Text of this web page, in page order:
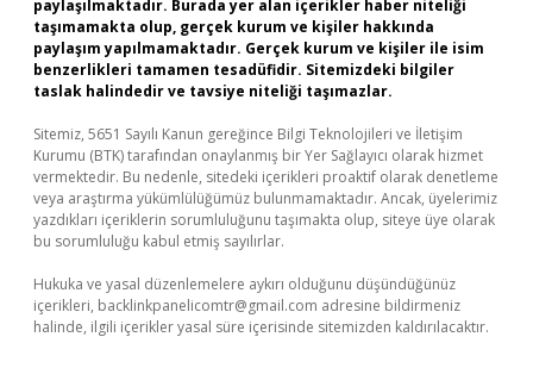
paylaşılmaktadır. Burada yer alan içerikler haber niteliği
taşımamakta olup, gerçek kurum ve kişiler hakkında
paylaşım yapılmamaktadır. Gerçek kurum ve kişiler ile isim
benzerlikleri tamamen tesadüfidir. Sitemizdeki bilgiler
taslak halindedir ve tavsiye niteliği taşımazlar.
Sitemiz, 5651 Sayılı Kanun gereğince Bilgi Teknolojileri ve İletişim
Kurumu (BTK) tarafından onaylanmış bir Yer Sağlayıcı olarak hizmet
vermektedir. Bu nedenle, sitedeki içerikleri proaktif olarak denetleme
veya araştırma yükümlülüğümüz bulunmamaktadır. Ancak, üyelerimiz
yazdıkları içeriklerin sorumluluğunu taşımakta olup, siteye üye olarak
bu sorumluluğu kabul etmiş sayılırlar.
Hukuka ve yasal düzenlemelere aykırı olduğunu düşündüğünüz
içerikleri, backlinkpanelicomtr@gmail.com adresine bildirmeniz
halinde, ilgili içerikler yasal süre içerisinde sitemizden kaldırılacaktır.